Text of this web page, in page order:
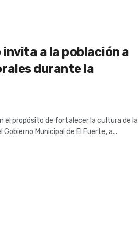
a la población a
durante la
el propósito de fortalecer la cultura de la
Municipal de El Fuerte, a...